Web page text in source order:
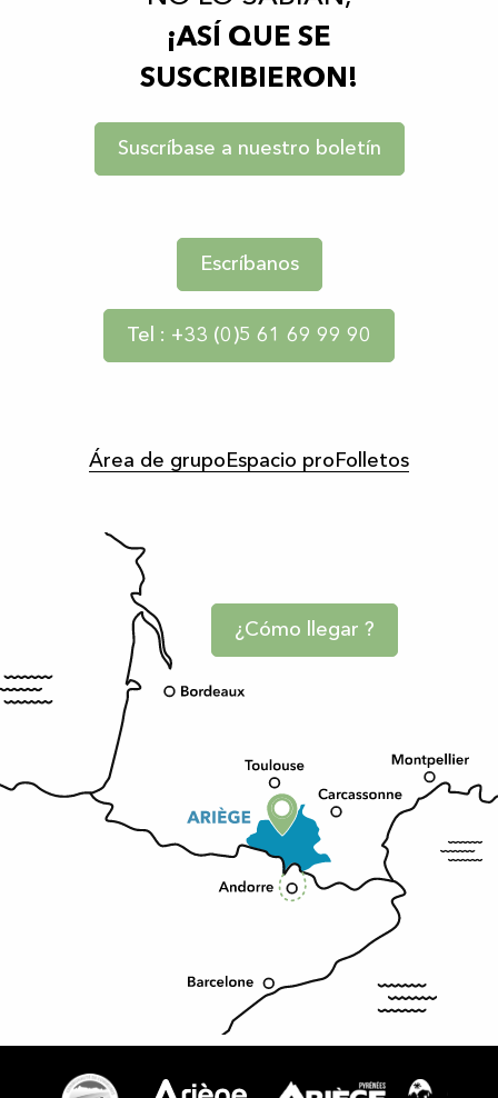
¡ASÍ QUE SE
SUSCRIBIERON!
Suscríbase a nuestro boletín
Escríbanos
Tel : +33 (0)5 61 69 99 90
Área de grupo Espacio pro Folletos
¿Cómo llegar ?